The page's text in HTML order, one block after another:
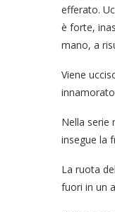
efferato.
è forte,
mano, a
Viene
Nella serie
insegue la
La ruota
fuori in un